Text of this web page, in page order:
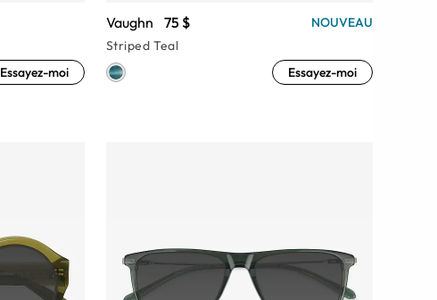
Essayez-moi
Vaughn 75 $
NOUVEAU
Striped Teal
Essayez-moi